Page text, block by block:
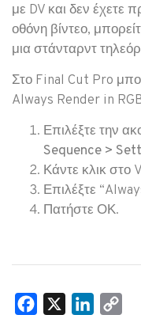
με DV και δεν έχετε
οθόνη βίντεο,
μια στάνταρντ
Στο Final Cut Pro
Always Render in
Επιλέξτε την
Sequence >
Κάντε κλικ στο
Επιλέξτε
Πατήστε ΟΚ.
Facebook LinkedIn